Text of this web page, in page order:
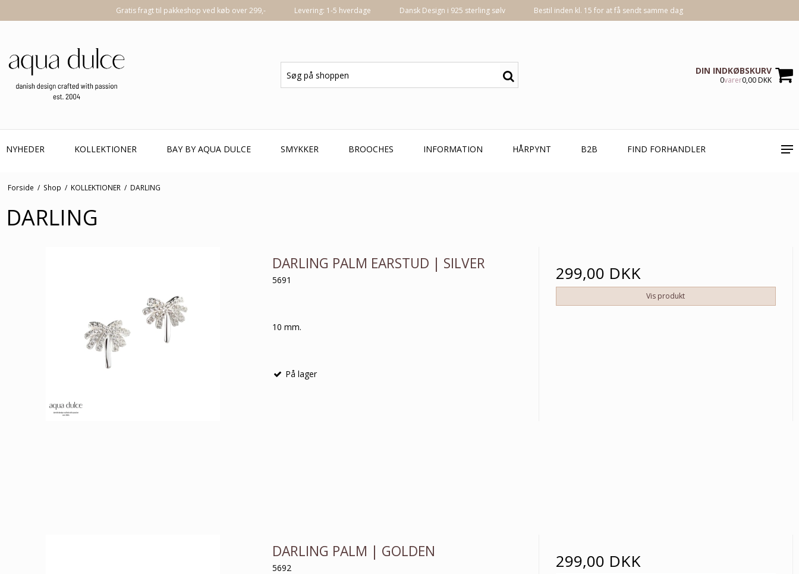
Gratis fragt til pakkeshop ved køb over 299,- Levering: 1-5 hverdage Dansk Design i 925 sterling sølv Bestil inden kl. 15 for at få sendt samme dag
DIN INDKØBSKURV
0varer0,00 DKK
NYHEDER KOLLEKTIONER BAY BY AQUA DULCE SMYKKER BROOCHES INFORMATION HÅRPYNT B2B FIND FORHANDLER
Forside / Shop / KOLLEKTIONER / DARLING
DARLING
DARLING PALM EARSTUD | SILVER
5691
10 mm.
På lager
299,00 DKK
Vis produkt
DARLING PALM | GOLDEN
5692 299,00 DKK